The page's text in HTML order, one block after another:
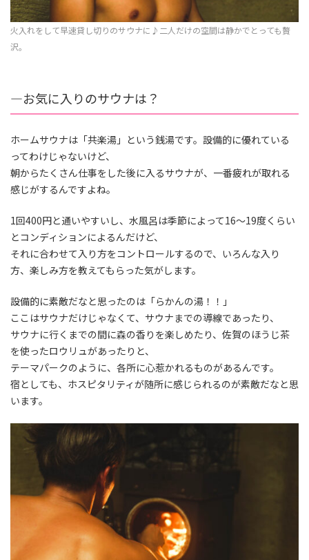
火入れをして早速貸し切りのサウナに♪二人だけの空間は静かでとっても贅
沢。
―お気に入りのサウナは？
ホームサウナは「共楽湯」という銭湯です。設備的に優れている
ってわけじゃないけど、
朝からたくさん仕事をした後に入るサウナが、一番疲れが取れる
感じがするんですよね。
1回400円と通いやすいし、水風呂は季節によって16〜19度くらい
とコンディションによるんだけど、
それに合わせて入り方をコントロールするので、いろんな入り
方、楽しみ方を教えてもらった気がします。
設備的に素敵だなと思ったのは「らかんの湯！！」
ここはサウナだけじゃなくて、サウナまでの導線であったり、
サウナに行くまでの間に森の香りを楽しめたり、佐賀のほうじ茶
を使ったロウリュがあったりと、
テーマパークのように、各所に心惹かれるものがあるんです。
宿としても、ホスピタリティが随所に感じられるのが素敵だなと思
います。